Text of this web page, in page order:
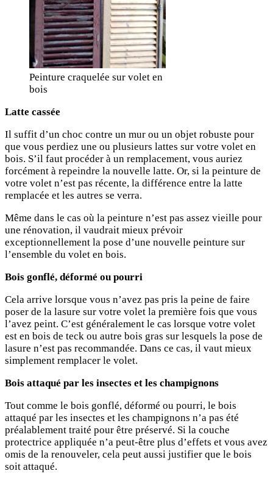
Peinture craquelée sur volet en
bois
Latte cassée
Il suffit d’un choc contre un mur ou un objet robuste pour
que vous perdiez une ou plusieurs lattes sur votre volet en
bois. S’il faut procéder à un remplacement, vous auriez
forcément à repeindre la nouvelle latte. Or, si la peinture de
votre volet n’est pas récente, la différence entre la latte
remplacée et les autres se verra.
Même dans le cas où la peinture n’est pas assez vieille pour
une rénovation, il vaudrait mieux prévoir
exceptionnellement la pose d’une nouvelle peinture sur
l’ensemble du volet en bois.
Bois gonflé, déformé ou pourri
Cela arrive lorsque vous n’avez pas pris la peine de faire
poser de la lasure sur votre volet la première fois que vous
l’avez peint. C’est généralement le cas lorsque votre volet
est en bois de teck ou autre bois gras sur lesquels la pose de
lasure n’est pas recommandée. Dans ce cas, il vaut mieux
simplement remplacer le volet.
Bois attaqué par les insectes et les champignons
Tout comme le bois gonflé, déformé ou pourri, le bois
attaqué par les insectes et les champignons n’a pas été
préalablement traité pour être préservé. Si la couche
protectrice appliquée n’a peut-être plus d’effets et vous avez
omis de la renouveler, cela peut aussi justifier que le bois
soit attaqué.